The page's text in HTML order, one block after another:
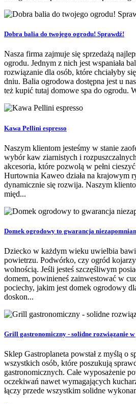
Dobra balia do twojego ogrodu! Sprawdź!
Nasza firma zajmuje się sprzedażą
ogrodu. Jednym z nich jest wspaniała
rozwiązanie dla osób, które chciałyby
dniu. Balia ogrodowa dostępna jest u
też kupić tutaj domowe spa do ogrodu.
Kawa Pellini espresso
Naszym klientom jesteśmy w stanie
wybór kaw ziarnistych i
akcesoria, które pozwolą w pełni
Hurtownia Kaweo działa na krajowym
dynamicznie się rozwija. Naszym
międ...
Domek ogrodowy to gwarancja
Dziecko w każdym wieku uwielbia
powietrzu. Podwórko, czy ogród
wolnością. Jeśli jesteś szczęśliwym
domem, powinieneś zainwestować w
pociechy, jakim jest domek ogrodowy
doskon...
Grill gastronomiczny - solidne rozwiązanie w
Sklep Gastroplaneta powstał z myślą o
wszystkich osób, które poszukują
gastronomicznych. Całe wyposażenie
oczekiwań nawet wymagających
łączy przede wszystkim solidne